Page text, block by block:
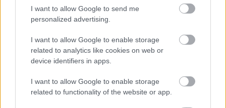
I want to allow Google to send me
personalized advertising.
I want to allow Google to enable storage
related to analytics like cookies on web or
device identifiers in apps.
I want to allow Google to enable storage
related to functionality of the website or app.
Heti menütervezés
Ha előre átgondolod a heti fogásokat, kevesebb hirtelen,
kevésbé egészséges döntést hozol. Egyszerű, mégis